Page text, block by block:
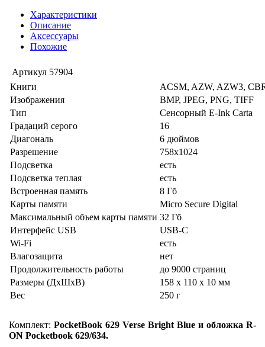
Характеристики
Описание
Аксессуары
Похожие
Артикул 57904
Книги
ACSM, AZW, AZW3,
Изображения
BMP, JPEG, PNG, TIFF
Тип
Сенсорный E-Ink Carta
Градаций серого
16
Диагональ
6 дюймов
Разрешение
758x1024
Подсветка
есть
Подсветка теплая
есть
Встроенная память
8 Гб
Карты памяти
Micro Secure Digital
Максимальный объем карты памяти 32 Гб
Интерфейс USB
USB-C
Wi-Fi
есть
Влагозащита
нет
Продолжительность работы
до 9000 страниц
Размеры (ДхШхВ)
158 x 110 x 10 мм
Вес
250 г
Комплект: PocketBook 629 Verse Bright Blue и обложка R-
ON Pocketbook 629/634.